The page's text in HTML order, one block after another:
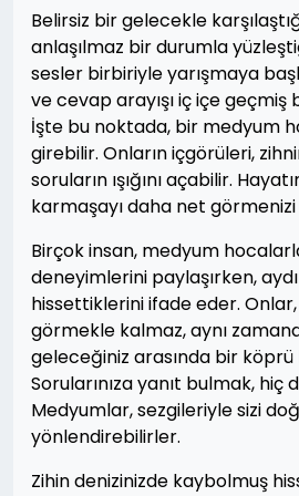
Belirsiz bir gelecekle
anlaşılmaz bir durumla
sesler birbiriyle yarışmaya
ve cevap arayışı iç içe
İşte bu noktada, bir medyum
girebilir. Onların içgörüleri,
soruların ışığını açabilir.
karmaşayı daha net
Birçok insan, medyum
deneyimlerini paylaşırken,
hissettiklerini ifade eder.
görmekle kalmaz, aynı
geleceğiniz arasında bir
Sorularınıza yanıt bulmak, hiç
Medyumlar, sezgileriyle sizi
yönlendirebilirler.
Zihin denizinizde kaybolmuş